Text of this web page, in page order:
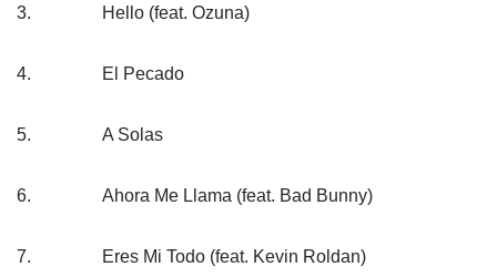
3. Hello (feat. Ozuna)
4. El Pecado
5. A Solas
6. Ahora Me Llama (feat. Bad Bunny)
7. Eres Mi Todo (feat. Kevin Roldan)